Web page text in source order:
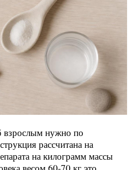
взрослым нужно по
рассчитана на
на килограмм массы